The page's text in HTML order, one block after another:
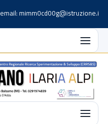
email: mimm0cd00g@istruzione.it